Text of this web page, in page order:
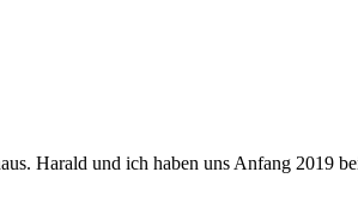
Harald und ich haben uns Anfang 2019